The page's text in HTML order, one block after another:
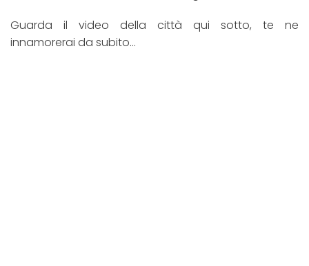
Guarda il video della città qui sotto, te ne
innamorerai da subito…